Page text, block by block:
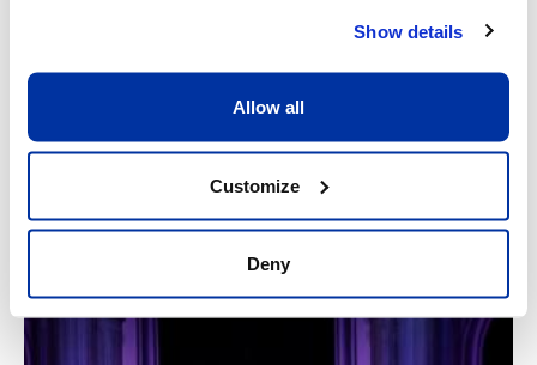
Show details
Allow all
Customize
Deny